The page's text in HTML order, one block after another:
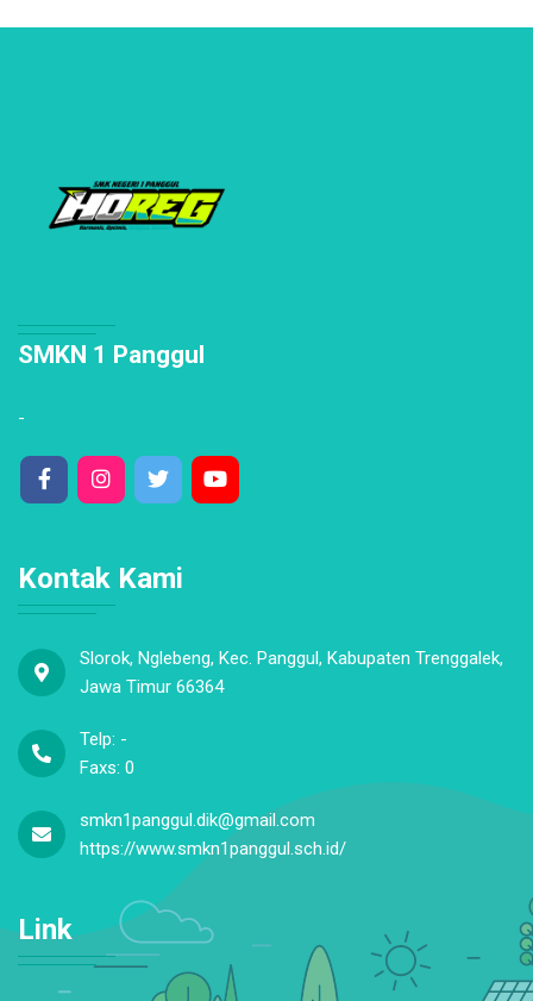
SMKN 1 Panggul
-
Kontak Kami
Slorok, Nglebeng, Kec. Panggul, Kabupaten Trenggalek,
Jawa Timur 66364
Telp: -
Faxs: 0
smkn1panggul.dik@gmail.com
https://www.smkn1panggul.sch.id/
Link